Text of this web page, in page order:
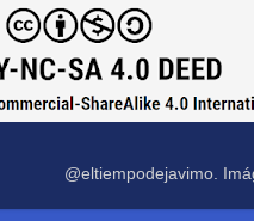
@eltiempodejavimo.